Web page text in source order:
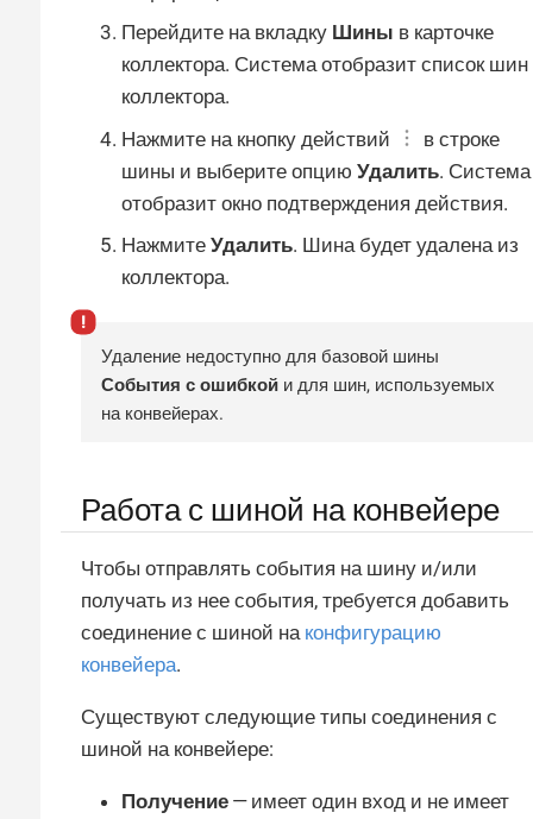
Перейдите на вкладку Шины в карточке
коллектора. Система отобразит список шин
коллектора.
Нажмите на кнопку действий
в строке
шины и выберите опцию Удалить. Система
отобразит окно подтверждения действия.
Нажмите Удалить. Шина будет удалена из
коллектора.
Удаление недоступно для базовой шины
События с ошибкой и для шин, используемых
на конвейерах.
Работа с шиной на конвейере
Чтобы отправлять события на шину и/или
получать из нее события, требуется добавить
соединение с шиной на конфигурацию
конвейера.
Существуют следующие типы соединения с
шиной на конвейере:
Получение — имеет один вход и не имеет